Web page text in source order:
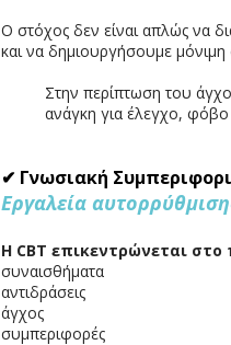
Ο στόχος δεν είναι απλώς να
και να δημιουργήσουμε μόνιμη
Στην περίπτωση του
ανάγκη για έλεγχο, φόβο
✔ Γνωσιακή
Εργαλεία
Η CBT επικεντρώνεται
συναισθήματα
αντιδράσεις
άγχος
συμπεριφορές